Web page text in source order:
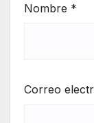
Nombre *
Correo